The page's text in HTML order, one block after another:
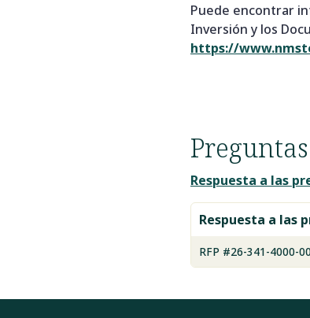
Puede encontrar
Inversión y los
https://
Respuesta a las
Respuesta a las
RFP #26-341-4000-